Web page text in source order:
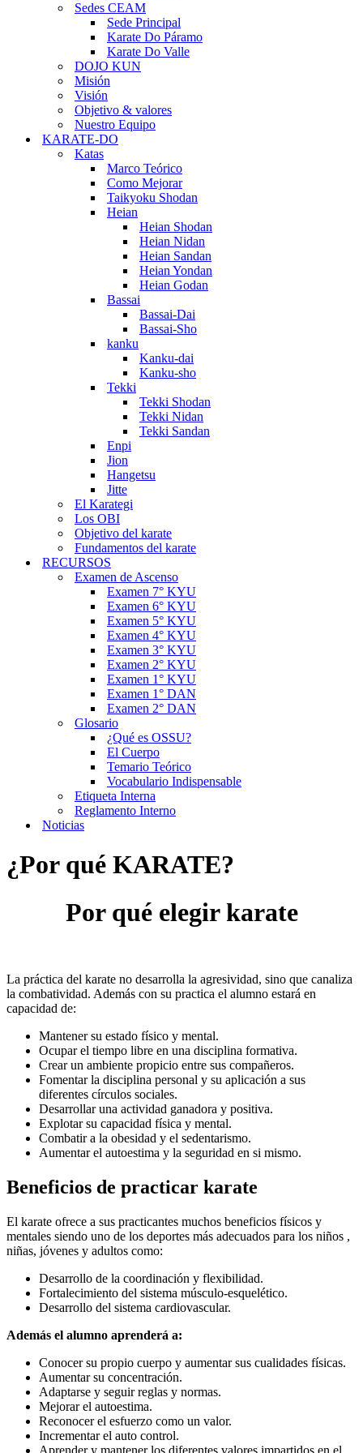
Sedes CEAM
Sede Principal
Karate Do Páramo
Karate Do Valle
DOJO KUN
Misión
Visión
Objetivo & valores
Nuestro Equipo
KARATE-DO
Katas
Marco Teórico
Como Mejorar
Taikyoku Shodan
Heian
Heian Shodan
Heian Nidan
Heian Sandan
Heian Yondan
Heian Godan
Bassai
Bassai-Dai
Bassai-Sho
kanku
Kanku-dai
Kanku-sho
Tekki
Tekki Shodan
Tekki Nidan
Tekki Sandan
Enpi
Jion
Hangetsu
Jitte
El Karategi
Los OBI
Objetivo del karate
Fundamentos del karate
RECURSOS
Examen de Ascenso
Examen 7° KYU
Examen 6° KYU
Examen 5° KYU
Examen 4° KYU
Examen 3° KYU
Examen 2° KYU
Examen 1° KYU
Examen 1° DAN
Examen 2° DAN
Glosario
¿Qué es OSSU?
El Cuerpo
Temario Teórico
Vocabulario Indispensable
Etiqueta Interna
Reglamento Interno
Noticias
¿Por qué KARATE?
Por qué elegir karate
La práctica del karate no desarrolla la agresividad, sino que canaliza
la combatividad. Además con su practica el alumno estará en
capacidad de:
Mantener su estado físico y mental.
Ocupar el tiempo libre en una disciplina formativa.
Crear un ambiente propicio entre sus compañeros.
Fomentar la disciplina personal y su aplicación a sus
diferentes círculos sociales.
Desarrollar una actividad ganadora y positiva.
Explotar su capacidad física y mental.
Combatir a la obesidad y el sedentarismo.
Aumentar el autoestima y la seguridad en si mismo.
Beneficios de practicar karate
El karate ofrece a sus practicantes muchos beneficios físicos y
mentales siendo uno de los deportes más adecuados para los niños ,
niñas, jóvenes y adultos como:
Desarrollo de la coordinación y flexibilidad.
Fortalecimiento del sistema músculo-esquelético.
Desarrollo del sistema cardiovascular.
Además el alumno aprenderá a:
Conocer su propio cuerpo y aumentar sus cualidades físicas.
Aumentar su concentración.
Adaptarse y seguir reglas y normas.
Mejorar el autoestima.
Reconocer el esfuerzo como un valor.
Incrementar el auto control.